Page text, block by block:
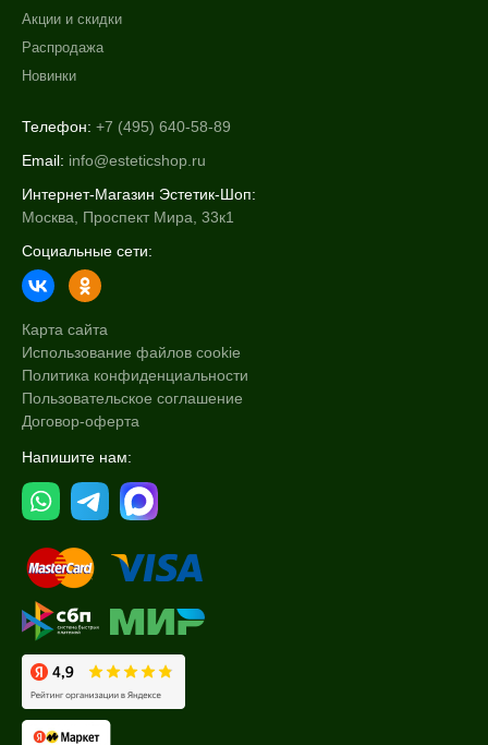
Акции и скидки
Распродажа
Новинки
Телефон: +7 (495) 640-58-89
Email: info@esteticshop.ru
Интернет-Магазин Эстетик-Шоп:
Москва, Проспект Мира, 33к1
Социальные сети:
Карта сайта
Использование файлов cookie
Политика конфиденциальности
Пользовательское соглашение
Договор-оферта
Напишите нам: